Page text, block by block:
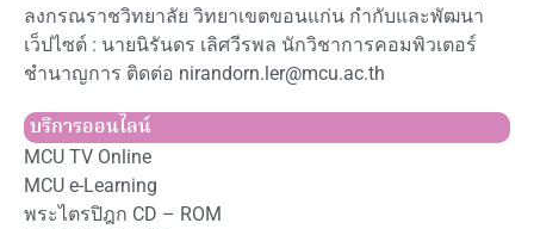
ลงกรณราชวิทยาลัย วิทยาเขตขอนแก่น กำกับและพัฒนา
เว็ปไซต์ : นายนิรันดร เลิศวีรพล นักวิชาการคอมพิวเตอร์
ชำนาญการ ติดต่อ nirandorn.ler@mcu.ac.th
บริการออนไลน์
MCU TV Online
MCU e-Learning
พระไตรปิฎก CD – ROM